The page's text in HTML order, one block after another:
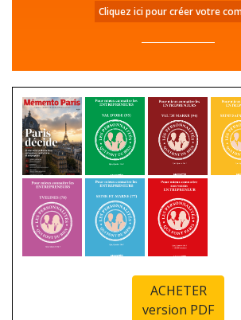
Cliquez ici pour créer votre
ACHETER
version PDF